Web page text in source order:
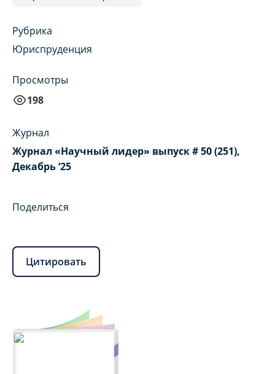
Рубрика
Юриспруденция
Просмотры
198
Журнал
Журнал «Научный лидер» выпуск # 50 (251),
Декабрь ‘25
Поделиться
Цитировать